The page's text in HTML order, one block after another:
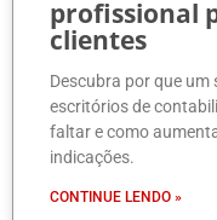
profissional
clientes
Descubra por que
escritórios de
faltar e como
indicações.
CONTINUE LENDO »